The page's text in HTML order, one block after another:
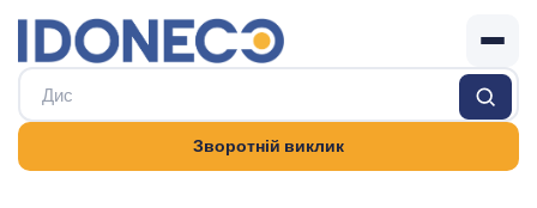
Зворотній виклик